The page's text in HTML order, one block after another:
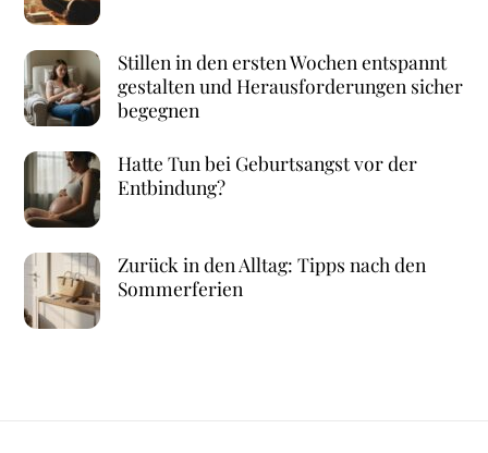
Stillen in den ersten Wochen entspannt
gestalten und Herausforderungen sicher
begegnen
Hatte Tun bei Geburtsangst vor der
Entbindung?
Zurück in den Alltag: Tipps nach den
Sommerferien